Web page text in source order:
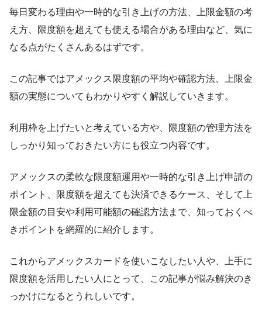
毎日変わる理由や一時的な引き上げの方法、上限金額の考
え方、限度額を超えても使える場合がある理由など、気に
なる点がたくさんあるはずです。
この記事ではアメックス限度額の平均や確認方法、上限金
額の実態についてもわかりやすく解説していきます。
利用枠を上げたいと考えている方や、限度額の管理方法を
しっかり知っておきたい方にも役立つ内容です。
アメックスの柔軟な限度額運用や一時的な引き上げ申請の
ポイント、限度額を超えても決済できるケース、そして上
限金額の目安や利用可能額の確認方法まで、知っておくべ
きポイントを網羅的に紹介します。
これからアメックスカードを使いこなしたい人や、上手に
限度額を活用したい人にとって、この記事が悩み解決のき
っかけになるとうれしいです。